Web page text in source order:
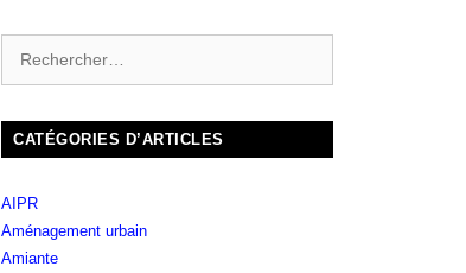
CATÉGORIES D’ARTICLES
AIPR
Aménagement urbain
Amiante